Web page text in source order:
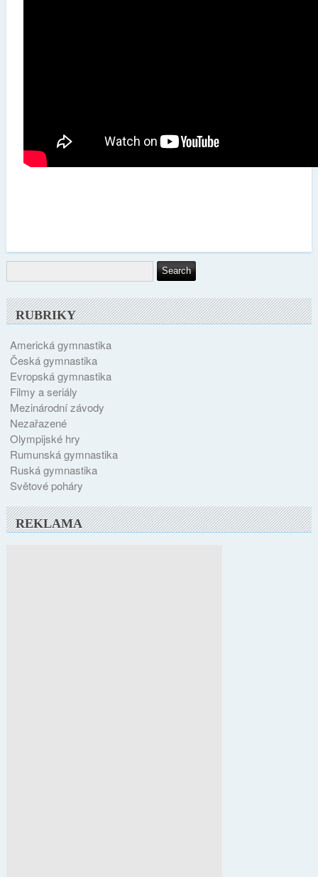
RUBRIKY
Americká gymnastika
Česká gymnastika
Evropská gymnastika
Filmy a seriály
Mezinárodní závody
Nezařazené
Olympijské hry
Rumunská gymnastika
Ruská gymnastika
Světové poháry
REKLAMA